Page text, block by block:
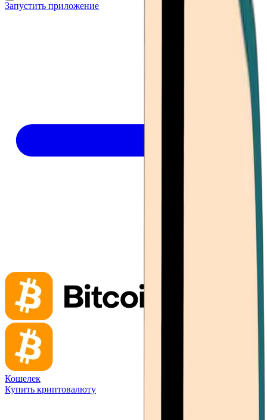
Запустить приложение
Кошелек
Купить криптовалюту